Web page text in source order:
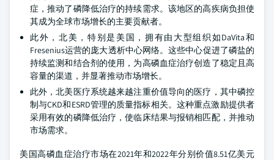
症，推动了磷降低治疗的持续需求。该地区的高疾病负担使
其成为全球市场增长的主要贡献者。
此外，北美，特别是美国，拥有由大型组织如DaVita和
Fresenius运营的庞大透析中心网络。这些中心促进了磷盐的
持续监测和结合剂的使用，为高磷血症治疗创造了稳定且高
容量的渠道，并显著推动市场增长。
此外，北美医疗系统越来越注重价值导向的医疗，其中磷控
制与CKD和ESRD管理的质量指标相关。这种重点激励提供者
采用有效的磷降低治疗，使临床结果与报销相匹配，并推动
市场需求。
美国高磷血症治疗市场在2021年和2022年分别价值8.51亿美元